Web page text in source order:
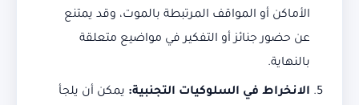
الأماكن أو المواقف المرتبطة بالموت، وقد يمتنع
عن حضور جنائز أو التفكير في مواضيع متعلقة
بالنهاية.
الانخراط في السلوكيات التجنبية: يمكن أن يلجأ